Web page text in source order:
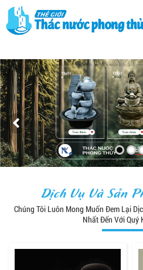
Dịch Vụ Và Sản
Chúng Tôi Luôn Mong Muốn Đem Lại
Nhất Đến Với Quý